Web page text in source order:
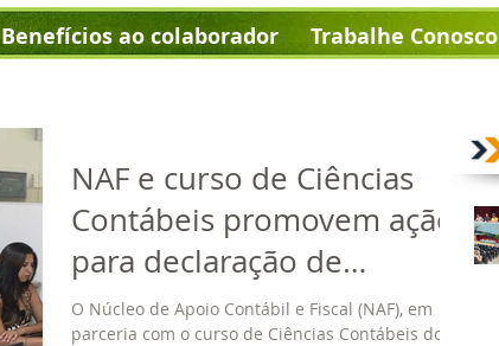
Benefícios ao colaborador Trabalhe Conosco
NAF e curso de Ciências
Contábeis promovem ação
para declaração de
imposto de renda
O Núcleo de Apoio Contábil e Fiscal (NAF), em
parceria com o curso de Ciências Contábeis do